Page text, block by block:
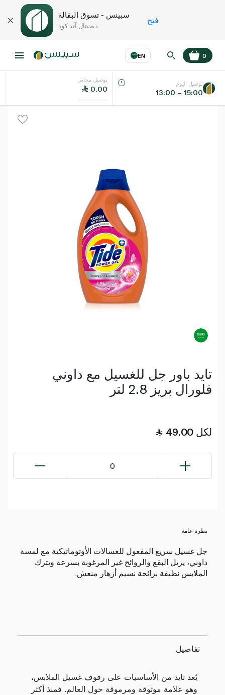
سبينس - تسوق البقالة
ديجيتال آند كود
فتح
EN
اللغة عر
0
توصيل مجاني
0.00
توصيل اليوم
13:00 – 15:00
تايد باور جل للغسيل مع داوني
فلورال بريز 2.8 لتر
49.00 لكل
0
نظرة عامة
جل غسيل سريع المفعول للغسالات الأوتوماتيكية مع لمسة
داوني، يزيل البقع والروائح غير المرغوبة بسرعة ويترك
الملابس نظيفة برائحة نسيم أزهار منعش.
تفاصيل
يُعد تايد من الأساسيات على رفوف غسيل الملابس،
وهو علامة موثوقة ومرموقة حول العالم. فمنذ أكثر